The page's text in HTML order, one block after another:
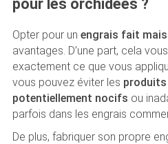
pour les orchidées ?
Opter pour un engrais fait
avantages. D’une part, cela
exactement ce que vous
vous pouvez éviter les
potentiellement nocifs ou
parfois dans les engrais
De plus, fabriquer son propre